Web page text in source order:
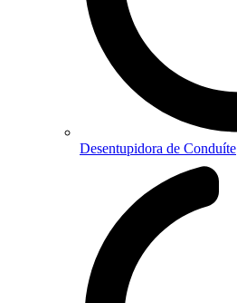
Desentupidora de Conduíte